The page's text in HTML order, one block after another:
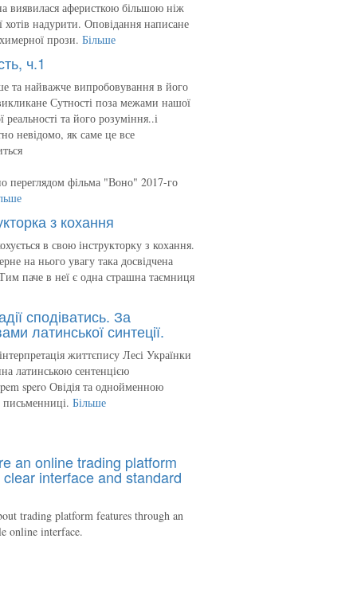
виявилася аферисткою більшою ніж
хотів надурити. Оповідання написане
прози. Більше
ч.1
та найважче випробовування в його
Сутності поза межами нашої
реальності та його розуміння..і
невідомо, як саме це все
переглядом фільма "Воно" 2017-го
з кохання
в свою інструкторку з кохання.
на нього увагу така досвідчена
паче в неї є одна страшна таємниця
сподіватись. За
латинської синтеції.
життєпису Лесі Українки
латинською сентенцією
spero Овідія та однойменною
письменниці. Більше
an online trading platform
interface and standard
trading platform features through an
online interface.